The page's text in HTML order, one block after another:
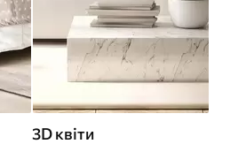
3D квіти